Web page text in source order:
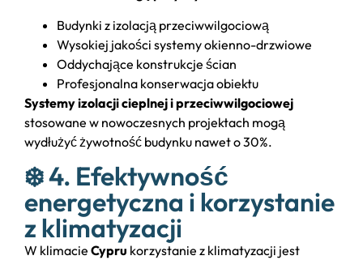
Budynki z izolacją przeciwwilgociową
Wysokiej jakości systemy okienno-drzwiowe
Oddychające konstrukcje ścian
Profesjonalna konserwacja obiektu
Systemy izolacji cieplnej i przeciwwilgociowej
stosowane w nowoczesnych projektach mogą
wydłużyć żywotność budynku nawet o 30%.
❄️ 4. Efektywność
energetyczna i korzystanie
z klimatyzacji
W klimacie Cypru korzystanie z klimatyzacji jest